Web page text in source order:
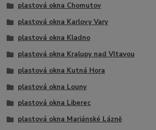
plastová okna Chomutov
plastová okna Karlovy Vary
plastová okna Kladno
plastová okna Kralupy nad Vltavou
plastová okna Kutná Hora
plastová okna Louny
plastová okna Liberec
plastová okna Mariánské Lázně